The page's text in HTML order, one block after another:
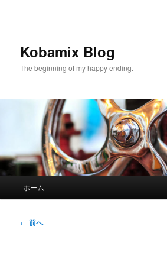
Kobamix Blog
The beginning of my happy ending.
ホーム
投
← 前へ